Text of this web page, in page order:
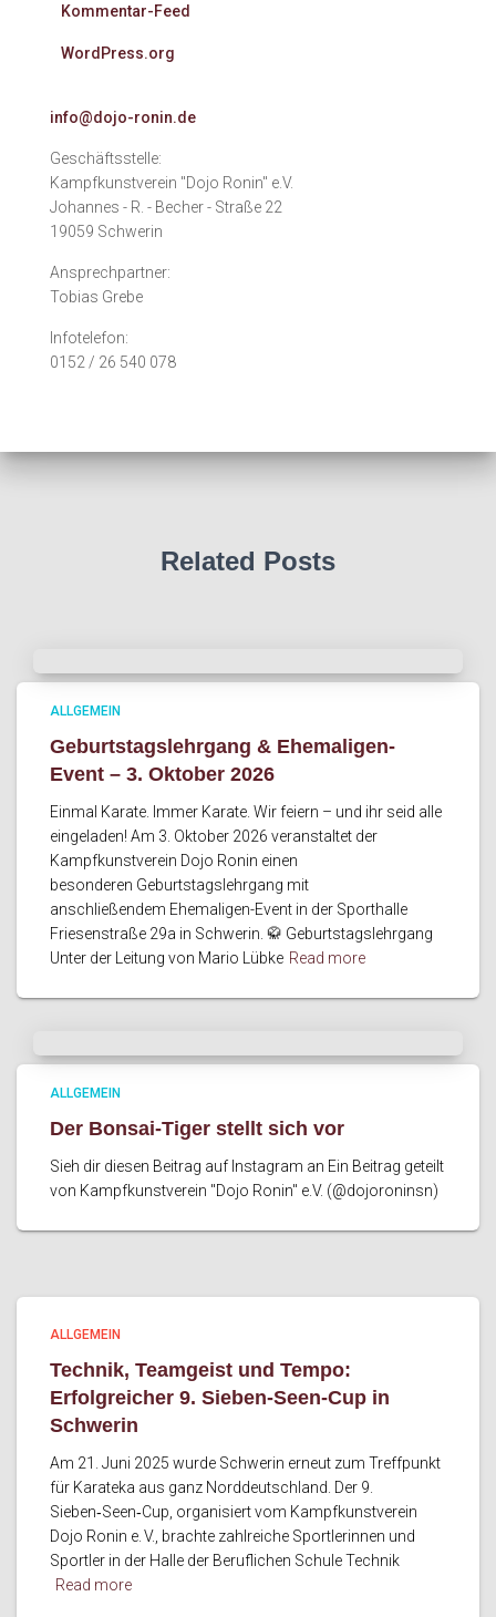
Kommentar-Feed
WordPress.org
info@dojo-ronin.de
Geschäftsstelle:
Kampfkunstverein "Dojo Ronin" e.V.
Johannes - R. - Becher - Straße 22
19059 Schwerin
Ansprechpartner:
Tobias Grebe
Infotelefon:
0152 / 26 540 078
Related Posts
ALLGEMEIN
Geburtstagslehrgang & Ehemaligen-
Event – 3. Oktober 2026
Einmal Karate. Immer Karate. Wir feiern – und ihr seid alle
eingeladen! Am 3. Oktober 2026 veranstaltet der
Kampfkunstverein Dojo Ronin einen
besonderen Geburtstagslehrgang mit
anschließendem Ehemaligen-Event in der Sporthalle
Friesenstraße 29a in Schwerin. 🥋 Geburtstagslehrgang
Unter der Leitung von Mario Lübke Read more
ALLGEMEIN
Der Bonsai-Tiger stellt sich vor
Sieh dir diesen Beitrag auf Instagram an Ein Beitrag geteilt
von Kampfkunstverein "Dojo Ronin" e.V. (@dojoroninsn)
ALLGEMEIN
Technik, Teamgeist und Tempo:
Erfolgreicher 9. Sieben‑Seen‑Cup in
Schwerin
Am 21. Juni 2025 wurde Schwerin erneut zum Treffpunkt
für Karateka aus ganz Norddeutschland. Der 9.
Sieben‑Seen‑Cup, organisiert vom Kampfkunstverein
Dojo Ronin e. V., brachte zahlreiche Sportlerinnen und
Sportler in der Halle der Beruflichen Schule Technik
Read more